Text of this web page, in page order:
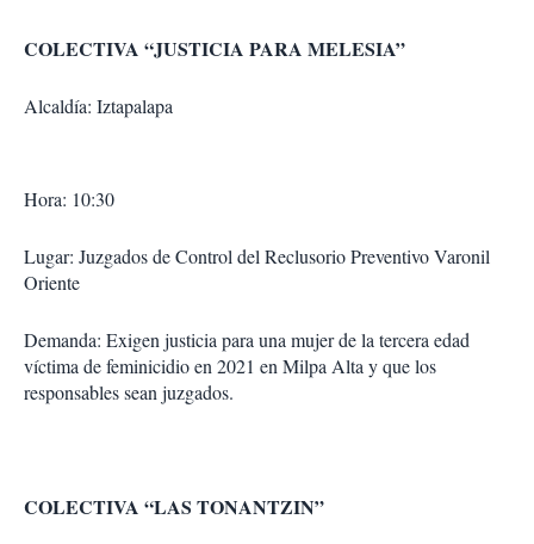
COLECTIVA “JUSTICIA PARA MELESIA”
Alcaldía: Iztapalapa
Hora: 10:30
Lugar: Juzgados de Control del Reclusorio Preventivo Varonil
Oriente
Demanda: Exigen justicia para una mujer de la tercera edad
víctima de feminicidio en 2021 en Milpa Alta y que los
responsables sean juzgados.
COLECTIVA “LAS TONANTZIN”